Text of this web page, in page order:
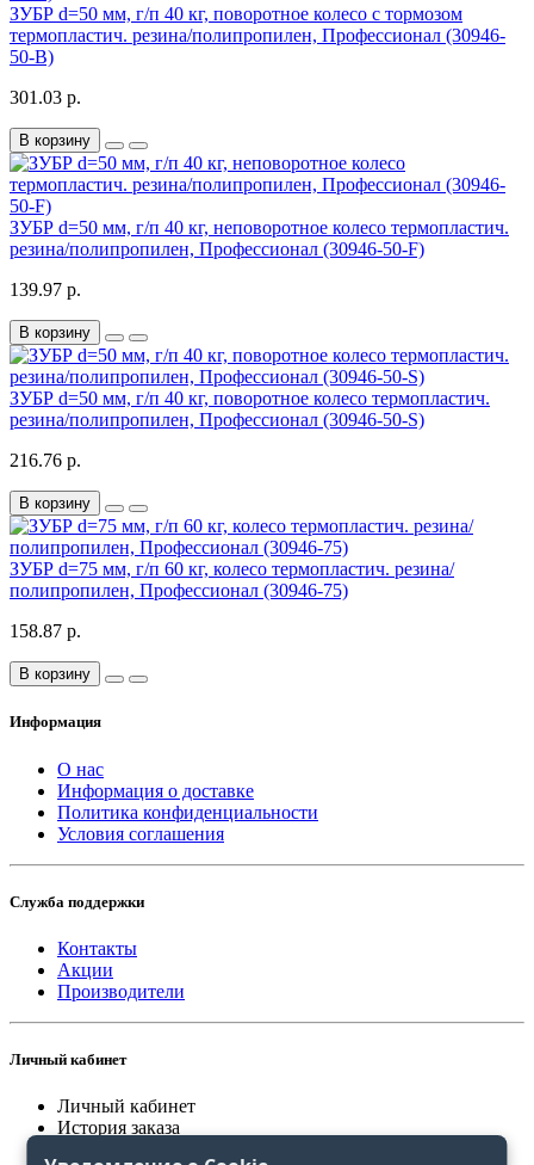
ЗУБР d=50 мм, г/п 40 кг, поворотное колесо c тормозом
термопластич. резина/полипропилен, Профессионал (30946-
50-B)
301.03 р.
В корзину
ЗУБР d=50 мм, г/п 40 кг, неповоротное колесо термопластич.
резина/полипропилен, Профессионал (30946-50-F)
139.97 р.
В корзину
ЗУБР d=50 мм, г/п 40 кг, поворотное колесо термопластич.
резина/полипропилен, Профессионал (30946-50-S)
216.76 р.
В корзину
ЗУБР d=75 мм, г/п 60 кг, колесо термопластич. резина/
полипропилен, Профессионал (30946-75)
158.87 р.
В корзину
Информация
О нас
Информация о доставке
Политика конфиденциальности
Условия соглашения
Служба поддержки
Контакты
Акции
Производители
Личный кабинет
Личный кабинет
История заказа